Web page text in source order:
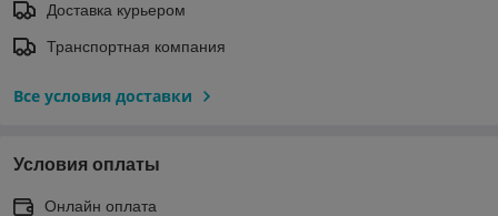
Доставка курьером
Транспортная компания
Все условия доставки
Условия оплаты
Онлайн оплата